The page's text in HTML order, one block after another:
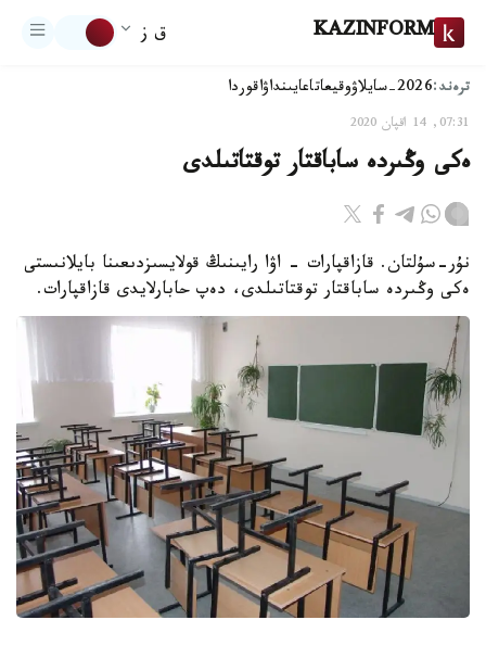
KAZINFORM ق ز
ترەند:2026-سايلاۋ وقيعاتاعايىنداۋاقوردا
07:31, 14 اقپان 2020
ەكى وڭىردە ساباقتار توقتاتىلدى
نۇر-سۇلتان. قازاقپارات - اۋا رايىنىڭ قولايسىزدىعىنا بايلانىستى
ەكى وڭىردە ساباقتار توقتاتىلدى، دەپ حابارلايدى قازاقپارات.